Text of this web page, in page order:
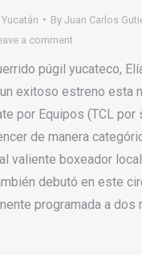
Yucatán By Juan Carlos
a comment
púgil yucateco,
exitoso estreno esta
por Equipos (TCL por
de manera
valiente boxeador
debutó en este
programada a dos